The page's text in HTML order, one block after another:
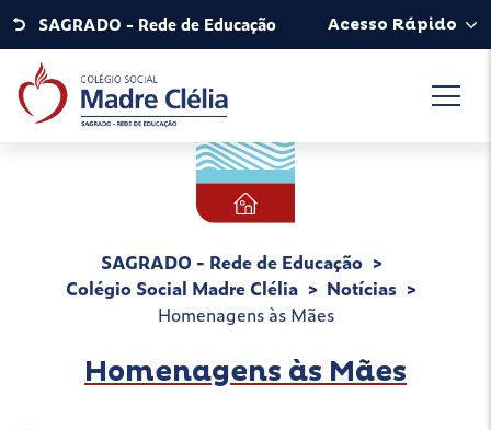
SAGRADO - Rede de Educação Acesso Rápido
SAGRADO - Rede de Educação
Colégio Social Madre Clélia
Notícias
Homenagens às Mães
Homenagens às Mães